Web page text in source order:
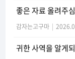
좋은 자료 올려주
감자는고구마 |
귀한 사역을 알게